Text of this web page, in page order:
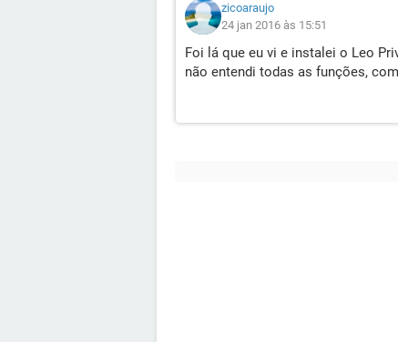
zicoaraujo
24 jan 2016 às 15:51
Foi lá que eu vi e instalei o Leo
não entendi todas as funções,